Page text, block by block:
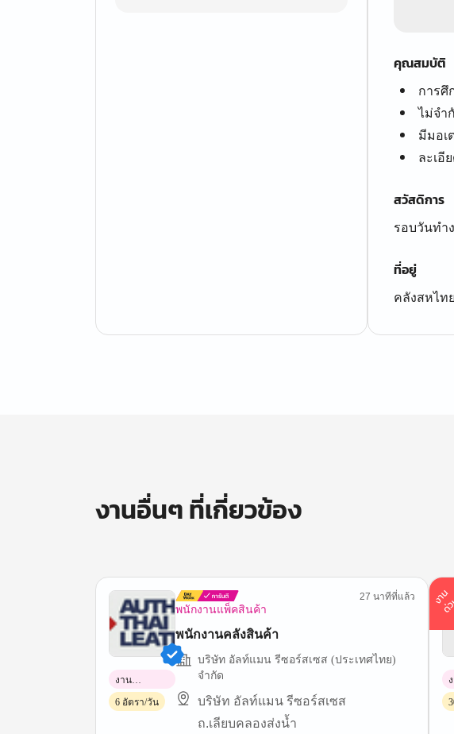
คุณสมบัติ
การศึ
ไม่จำ
มีมอเ
ละเอี
สวัสดิการ
รอบวันทำ
ที่อยู่
คลังสหไท
งานอื่นๆ ที่เกี่ยวข้อง
พนักงานแพ็คสินค้า
27 นาทีที่แล้ว
พนักงานคลังสินค้า
บริษัท อัลท์แมน รีซอร์สเซส (ประเทศไทย)
จำกัด
บริษัท อัลท์แมน รีซอร์สเซส
ถ.เลียบคลองส่งน้ำ
งาน
พาร์ทไทม์
6 อัตรา/วัน
า
น
ด่
ว